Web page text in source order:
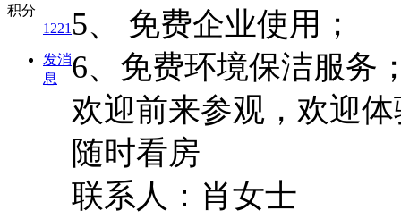
积分
1221
发消
息
5、 免费企业使用；
6、免费环境保洁服务
欢迎前来参观，欢迎
随时看房
联系人：肖女士